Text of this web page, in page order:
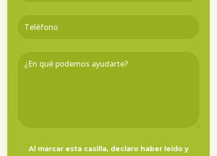
Al marcar esta casilla, declaro haber leído y